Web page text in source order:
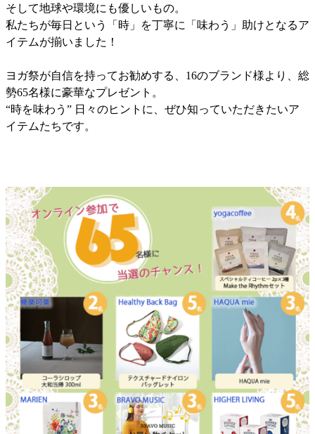
そして地球や環境にも優しいもの。
私たちが毎日という「時」を丁寧に「味わう」助けとなるア
イテムが揃いました！
ヨガ祭が自信を持ってお勧めする、16のブランド様より、総
勢65名様に豪華なプレゼント。
“時を味わう” 日々のヒントに、ぜひ知っていただきたいア
イテムたちです。